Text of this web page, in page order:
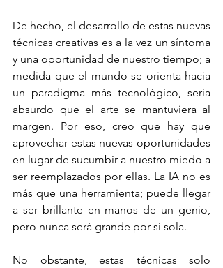
De hecho, el desarrollo de estas nuevas
técnicas creativas es a la vez un síntoma
y una oportunidad de nuestro tiempo; a
medida que el mundo se orienta hacia
un paradigma más tecnológico, sería
absurdo que el arte se mantuviera al
margen. Por eso, creo que hay que
aprovechar estas nuevas oportunidades
en lugar de sucumbir a nuestro miedo a
ser reemplazados por ellas. La IA no es
más que una herramienta; puede llegar
a ser brillante en manos de un genio,
pero nunca será grande por sí sola.
No obstante, estas técnicas solo